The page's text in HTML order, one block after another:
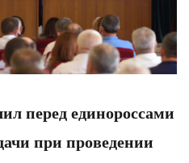
перед единороссами
при проведении